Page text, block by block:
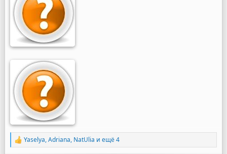
Р
Yaselya,Adriana, NatUlia и ещё 4